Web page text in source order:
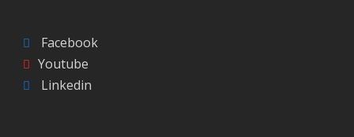
Facebook
Youtube
Linkedin